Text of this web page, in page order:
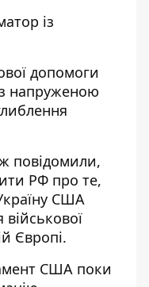
із
допомоги
напруженою
повідомили,
РФ про те,
США
Європі.
США поки